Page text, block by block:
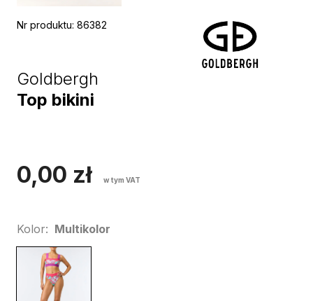
Nr produktu: 86382
Goldbergh
Top bikini
0,00 zł w tym VAT
Kolor: Multikolor